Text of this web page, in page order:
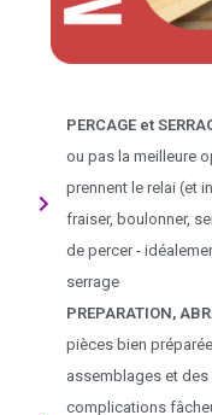
PERCAGE et
ou pas la meilleure
prennent le relai (et
fraiser, boulonner,
de percer -
serrage
PREPARATION,
pièces bien
assemblages et
complications